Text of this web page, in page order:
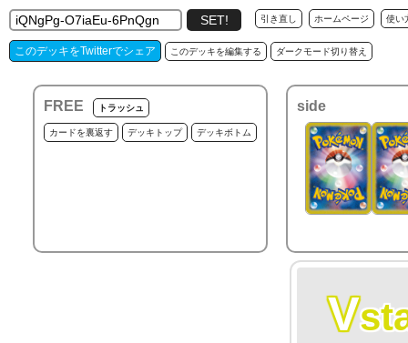
引き直し ホームページ 使い
このデッキをTwitterでシェア このデッキを編集する ダークモード切り替え
FREE トラッシュ
カードを裏返す デッキトップ デッキボトム
side
V